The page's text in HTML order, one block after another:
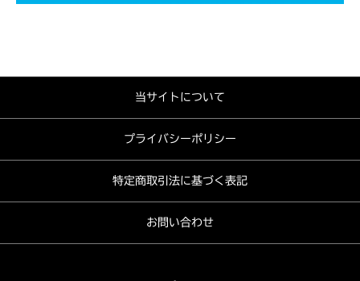
当サイトについて
プライバシーポリシー
特定商取引法に基づく表記
お問い合わせ